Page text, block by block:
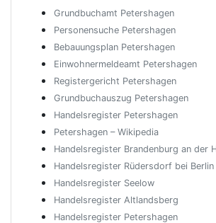
Grundbuchamt Petershagen
Personensuche Petershagen
Bebauungsplan Petershagen
Einwohnermeldeamt Petershagen
Registergericht Petershagen
Grundbuchauszug Petershagen
Handelsregister Petershagen
Petershagen – Wikipedia
Handelsregister Brandenburg an der
Handelsregister Rüdersdorf bei Berlin
Handelsregister Seelow
Handelsregister Altlandsberg
Handelsregister Petershagen